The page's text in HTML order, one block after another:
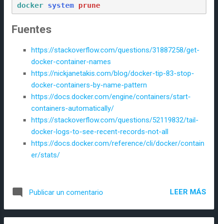
docker system prune
Fuentes
https://stackoverflow.com/questions/31887258/get-
docker-container-names
https://nickjanetakis.com/blog/docker-tip-83-stop-
docker-containers-by-name-pattern
https://docs.docker.com/engine/containers/start-
containers-automatically/
https://stackoverflow.com/questions/52119832/tail-
docker-logs-to-see-recent-records-not-all
https://docs.docker.com/reference/cli/docker/contain
er/stats/
Publicar un comentario LEER MÁS